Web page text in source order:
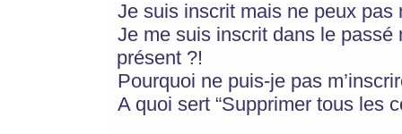
Je suis inscrit mais ne peux pas
Je me suis inscrit dans le
présent ?!
Pourquoi ne puis-je pas
A quoi sert “Supprimer tous les